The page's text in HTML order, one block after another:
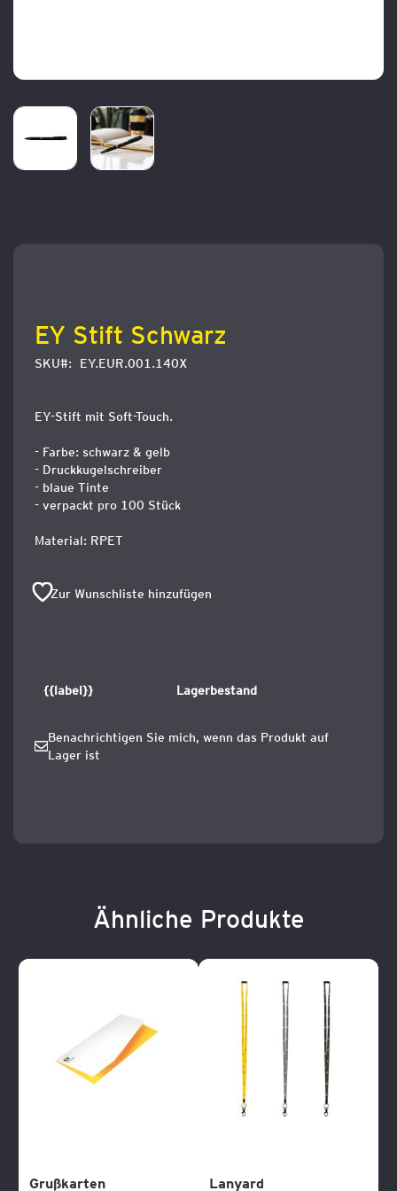
EY Stift Schwarz
SKU EY.EUR.001.140X
EY-Stift mit Soft-Touch.
- Farbe: schwarz & gelb
- Druckkugelschreiber
- blaue Tinte
- verpackt pro 100 Stück
Material: RPET
Zur Wunschliste hinzufügen
{{label}} Lagerbestand
Benachrichtigen Sie mich, wenn das Produkt auf
Lager ist
Ähnliche Produkte
Grußkarten
Lanyard